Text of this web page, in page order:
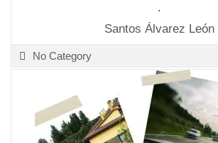
.
Santos Álvarez León
No Category